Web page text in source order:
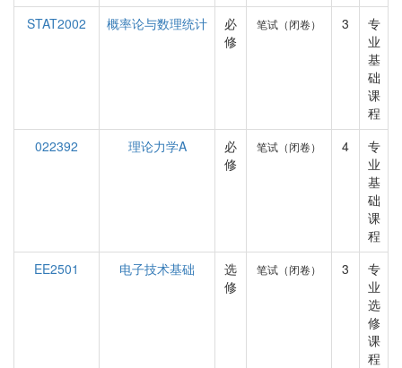
STAT2002
概率论与数理统计
必
修
笔试（闭卷） 3
专
业
基
础
课
程
022392
理论力学A
必
修
笔试（闭卷） 4
专
业
基
础
课
程
EE2501
电子技术基础
选
修
笔试（闭卷） 3
专
业
选
修
课
程